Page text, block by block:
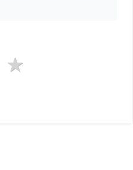
4 stele